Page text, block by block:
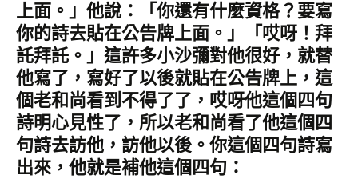
上面。」他說：「你還有什麼資格？要寫
你的詩去貼在公告牌上面。」「哎呀！拜
託拜託。」這許多小沙彌對他很好，就替
他寫了，寫好了以後就貼在公告牌上，這
個老和尚看到不得了了，哎呀他這個四句
詩明心見性了，所以老和尚看了他這個四
句詩去訪他，訪他以後。你這個四句詩寫
出來，他就是補他這個四句：